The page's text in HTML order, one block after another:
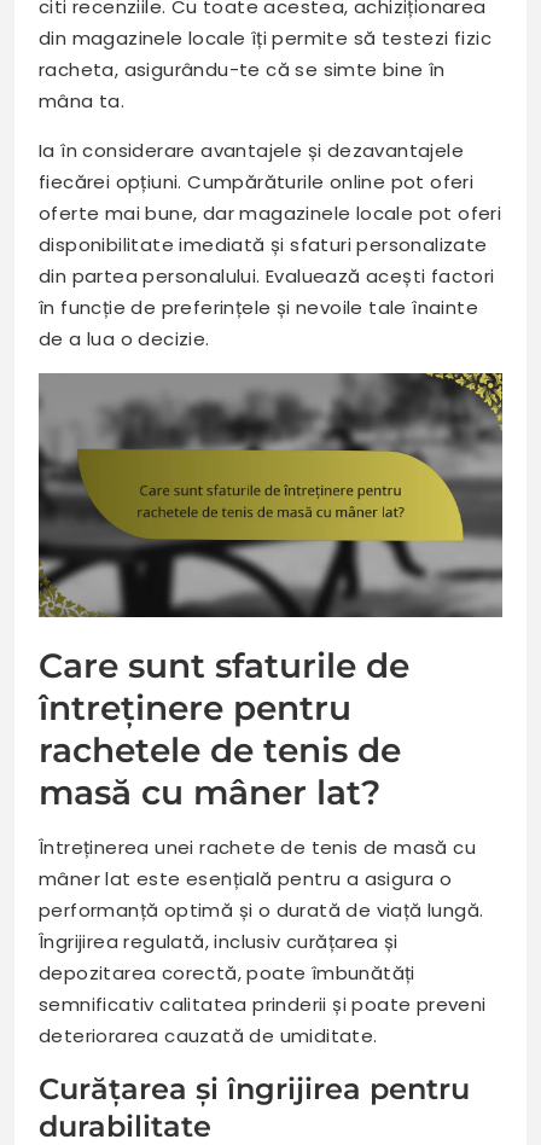
citi recenziile. Cu toate acestea, achiziționarea
din magazinele locale îți permite să testezi fizic
racheta, asigurându-te că se simte bine în
mâna ta.
Ia în considerare avantajele și dezavantajele
fiecărei opțiuni. Cumpărăturile online pot oferi
oferte mai bune, dar magazinele locale pot oferi
disponibilitate imediată și sfaturi personalizate
din partea personalului. Evaluează acești factori
în funcție de preferințele și nevoile tale înainte
de a lua o decizie.
Care sunt sfaturile de
întreținere pentru
rachetele de tenis de
masă cu mâner lat?
Întreținerea unei rachete de tenis de masă cu
mâner lat este esențială pentru a asigura o
performanță optimă și o durată de viață lungă.
Îngrijirea regulată, inclusiv curățarea și
depozitarea corectă, poate îmbunătăți
semnificativ calitatea prinderii și poate preveni
deteriorarea cauzată de umiditate.
Curățarea și îngrijirea pentru
durabilitate